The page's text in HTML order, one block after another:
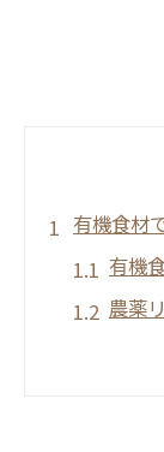
有機食材
有機
農薬
体内